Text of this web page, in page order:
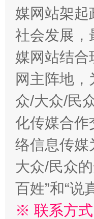
媒网站架起
社会发展，
媒网站结合
网主阵地
众/大众/民
化传媒合作
络信息传媒
大众/民众
百姓”和“说
※ 联系方式